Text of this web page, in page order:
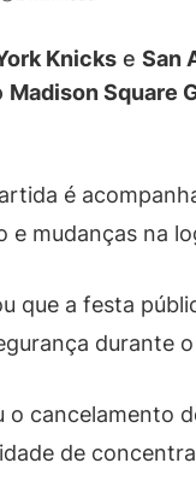
Knicks e San
Madison Square
é
e mudanças na
que a festa
durante
cancelamento
de